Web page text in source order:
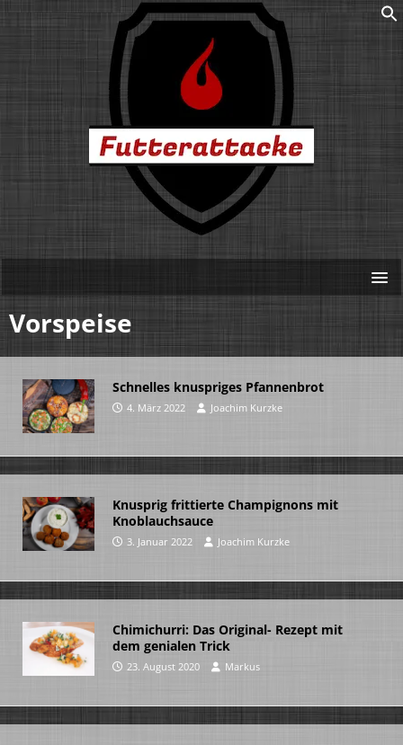
Vorspeise
Schnelles knuspriges Pfannenbrot
4. März 2022 Joachim Kurzke
Knusprig frittierte Champignons mit
Knoblauchsauce
3. Januar 2022 Joachim Kurzke
Chimichurri: Das Original- Rezept mit
dem genialen Trick
23. August 2020 Markus